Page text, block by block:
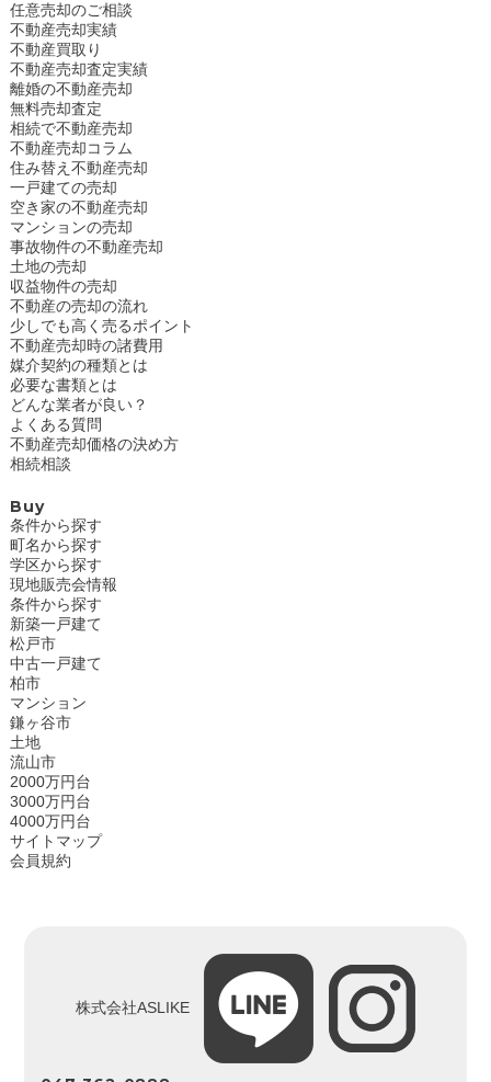
任意売却のご相談
不動産売却実績
不動産買取り
不動産売却査定実績
離婚の不動産売却
無料売却査定
相続で不動産売却
不動産売却コラム
住み替え不動産売却
一戸建ての売却
空き家の不動産売却
マンションの売却
事故物件の不動産売却
土地の売却
収益物件の売却
不動産の売却の流れ
少しでも高く売るポイント
不動産売却時の諸費用
媒介契約の種類とは
必要な書類とは
どんな業者が良い？
よくある質問
不動産売却価格の決め方
相続相談
Buy
条件から探す
町名から探す
学区から探す
現地販売会情報
条件から探す
新築一戸建て
松戸市
中古一戸建て
柏市
マンション
鎌ヶ谷市
土地
流山市
2000万円台
3000万円台
4000万円台
サイトマップ
会員規約
株式会社ASLIKE